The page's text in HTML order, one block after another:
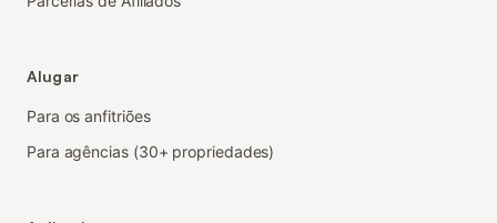
Alugar
Para os anfitriões
Para agências (30+ propriedades)